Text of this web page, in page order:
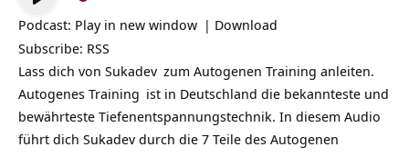
Player
Podcast: Play in new window | Download
Subscribe: RSS
Lass dich von Sukadev zum Autogenen Training anleiten.
Autogenes Training ist in Deutschland die bekannteste und
bewährteste Tiefenentspannungstechnik. In diesem Audio
führt dich Sukadev durch die 7 Teile des Autogenen